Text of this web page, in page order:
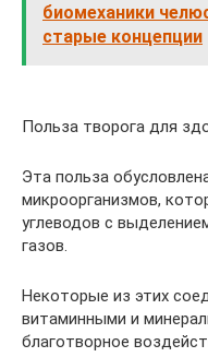
биомеханики
старые концепции
Польза творога для
Эта польза
микроорганизмов,
углеводов с
газов.
Некоторые из этих
витаминными и
благотворное